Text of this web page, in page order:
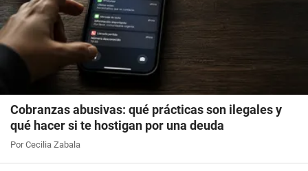
Cobranzas abusivas: qué prácticas son ilegales y
qué hacer si te hostigan por una deuda
Por Cecilia Zabala